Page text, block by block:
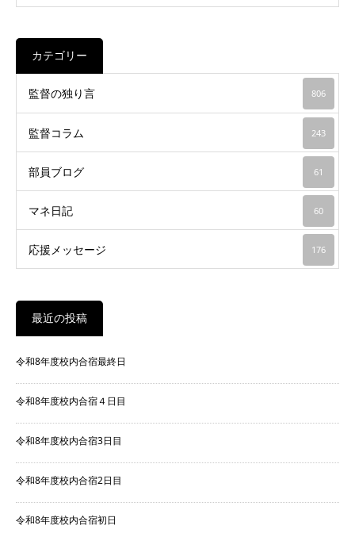
カテゴリー
監督の独り言 806
監督コラム 243
部員ブログ 61
マネ日記 60
応援メッセージ 176
最近の投稿
令和8年度校内合宿最終日
令和8年度校内合宿４日目
令和8年度校内合宿3日目
令和8年度校内合宿2日目
令和8年度校内合宿初日